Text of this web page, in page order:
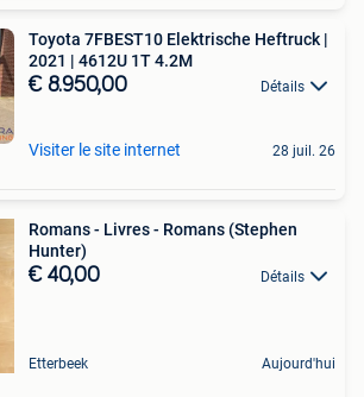
Toyota 7FBEST10 Elektrische Heftruck |
2021 | 4612U 1T 4.2M
€ 8.950,00 Détails
Visiter le site internet 28 juil. 26
Romans - Livres - Romans (Stephen
Hunter)
€ 40,00 Détails
Etterbeek Aujourd'hui